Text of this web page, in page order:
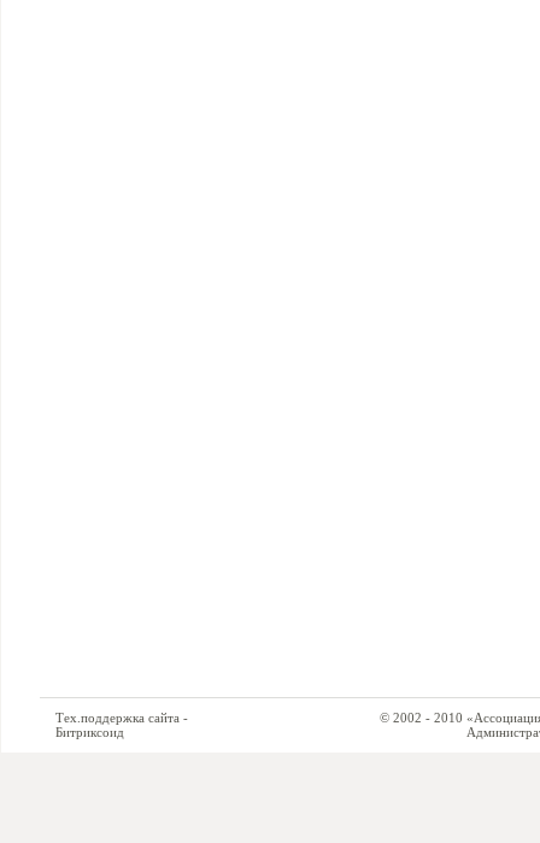
Тех.поддержка сайта -
Битриксоид
© 2002 - 2010 «Ассоциация